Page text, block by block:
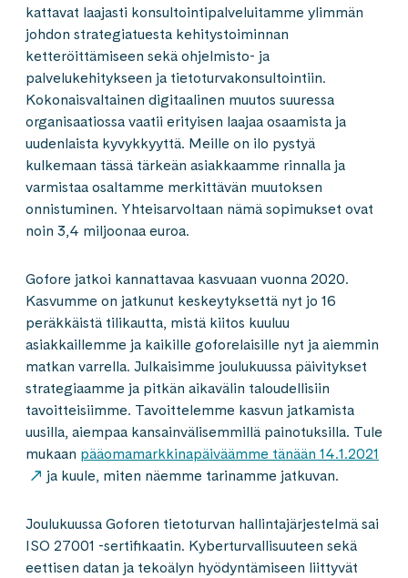
kattavat laajasti konsultointipalveluitamme ylimmän
johdon strategiatuesta kehitystoiminnan
ketteröittämiseen sekä ohjelmisto- ja
palvelukehitykseen ja tietoturvakonsultointiin.
Kokonaisvaltainen digitaalinen muutos suuressa
organisaatiossa vaatii erityisen laajaa osaamista ja
uudenlaista kyvykkyyttä. Meille on ilo pystyä
kulkemaan tässä tärkeän asiakkaamme rinnalla ja
varmistaa osaltamme merkittävän muutoksen
onnistuminen. Yhteisarvoltaan nämä sopimukset ovat
noin 3,4 miljoonaa euroa.
Gofore jatkoi kannattavaa kasvuaan vuonna 2020.
Kasvumme on jatkunut keskeytyksettä nyt jo 16
peräkkäistä tilikautta, mistä kiitos kuuluu
asiakkaillemme ja kaikille goforelaisille nyt ja aiemmin
matkan varrella. Julkaisimme joulukuussa päivitykset
strategiaamme ja pitkän aikavälin taloudellisiin
tavoitteisiimme. Tavoittelemme kasvun jatkamista
uusilla, aiempaa kansainvälisemmillä painotuksilla. Tule
mukaan pääomamarkkinapäiväämme tänään 14.1.2021
ja kuule, miten näemme tarinamme jatkuvan.
Joulukuussa Goforen tietoturvan hallintajärjestelmä sai
ISO 27001 -sertifikaatin. Kyberturvallisuuteen sekä
eettisen datan ja tekoälyn hyödyntämiseen liittyvät